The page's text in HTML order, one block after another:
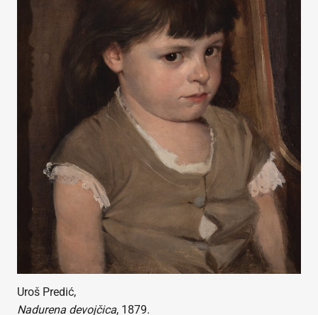
Uroš Predić,
Nadurena devojčica, 1879.